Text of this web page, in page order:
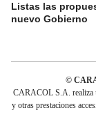
Listas las
nuevo Gobierno
©
CARACOL S.A. realiza
y otras prestaciones